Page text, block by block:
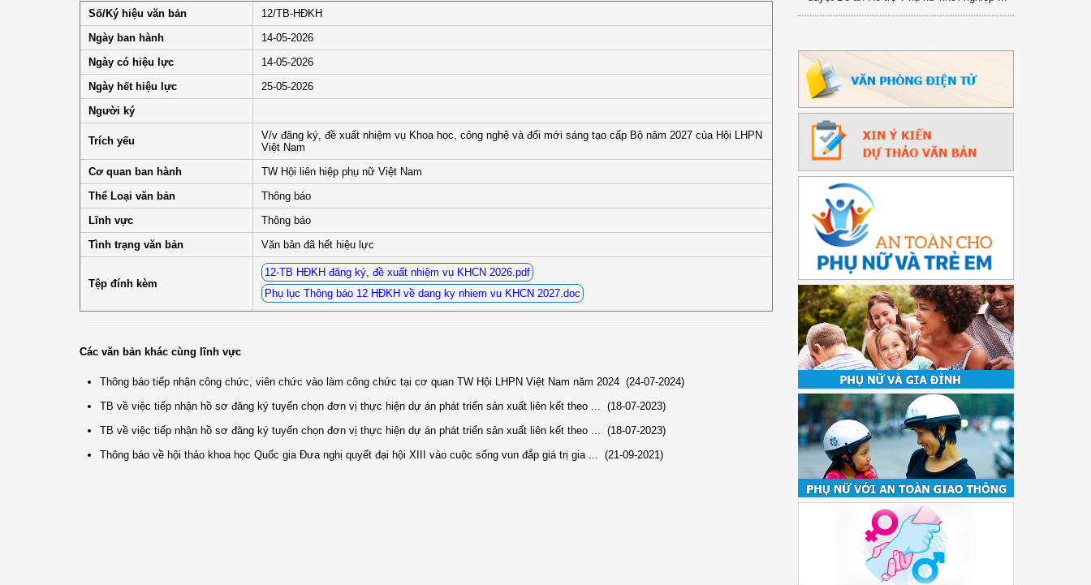
Số/Ký hiệu văn bản
12/TB-HĐKH
Ngày ban hành
14-05-2026
Ngày có hiệu lực
14-05-2026
Ngày hết hiệu lực
25-05-2026
Người ký
Trích yếu
V/v đăng ký, đề xuất nhiệm vụ Khoa học, công nghệ và đổi mới sáng tạo cấp Bộ năm 2027 của Hội LHPN
Việt Nam
Cơ quan ban hành
TW Hội liên hiệp phụ nữ Việt Nam
Thể Loại văn bản
Thông báo
Lĩnh vực
Thông báo
Tình trạng văn bản
Văn bản đã hết hiệu lực
Tệp đính kèm
12-TB HÐKH đăng ký, đề xuất nhiệm vụ KHCN 2026.pdf
Phụ lục Thông báo 12 HĐKH về dang ky nhiem vu KHCN 2027.doc
Các văn bản khác cùng lĩnh vực
Thông báo tiếp nhận công chức, viên chức vào làm công chức tại cơ quan TW Hội LHPN Việt Nam năm 2024 (24-07-2024)
TB về việc tiếp nhận hồ sơ đăng ký tuyển chọn đơn vị thực hiện dự án phát triển sản xuất liên kết theo ...
(18-07-2023)
TB về việc tiếp nhận hồ sơ đăng ký tuyển chọn đơn vị thực hiện dự án phát triển sản xuất liên kết theo ...
(18-07-2023)
Thông báo về hội thảo khoa học Quốc gia Đưa nghị quyết đại hội XIII vào cuộc sống vun đắp giá trị gia ...
(21-09-2021)